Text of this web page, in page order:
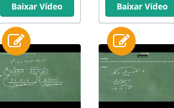
Baixar Vídeo Baixar Vídeo